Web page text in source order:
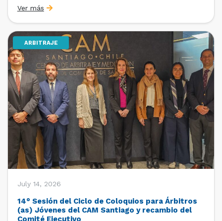
Internacionales con el apoyo de la Dirección Ejecutiva
y la Subdirección Ejecutiva y de Asuntos
Internacionales, tras […]
Ver más
ARBITRAJE
July 14, 2026
14° Sesión del Ciclo de Coloquios para Árbitros
(as) Jóvenes del CAM Santiago y recambio del
Comité Ejecutivo